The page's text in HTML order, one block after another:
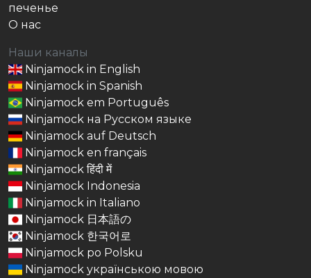
печенье
О нас
Наши каналы
Ninjamock in English
Ninjamock in Spanish
Ninjamock em Português
Ninjamock на Русском языке
Ninjamock auf Deutsch
Ninjamock en français
Ninjamock हिंदी में
Ninjamock Indonesia
Ninjamock in Italiano
Ninjamock 日本語の
Ninjamock 한국어로
Ninjamock po Polsku
Ninjamock українською мовою